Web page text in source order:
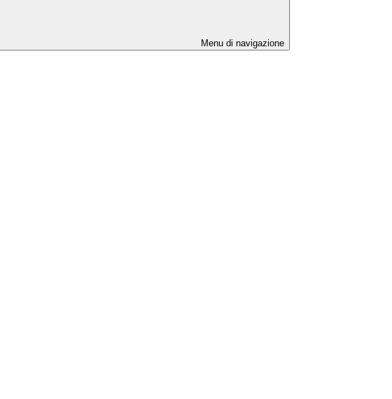
Menu di navigazione